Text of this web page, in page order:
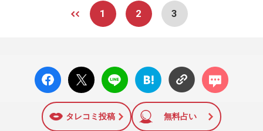
1 2 3
facebo
ok い
X ポス
ト
LINE
はてな
ブック
に追加
コメン
ト
タレコミ投稿 無料占い